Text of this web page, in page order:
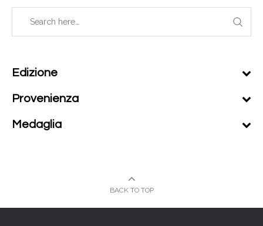
Edizione
Provenienza
Medaglia
BACK TO TOP